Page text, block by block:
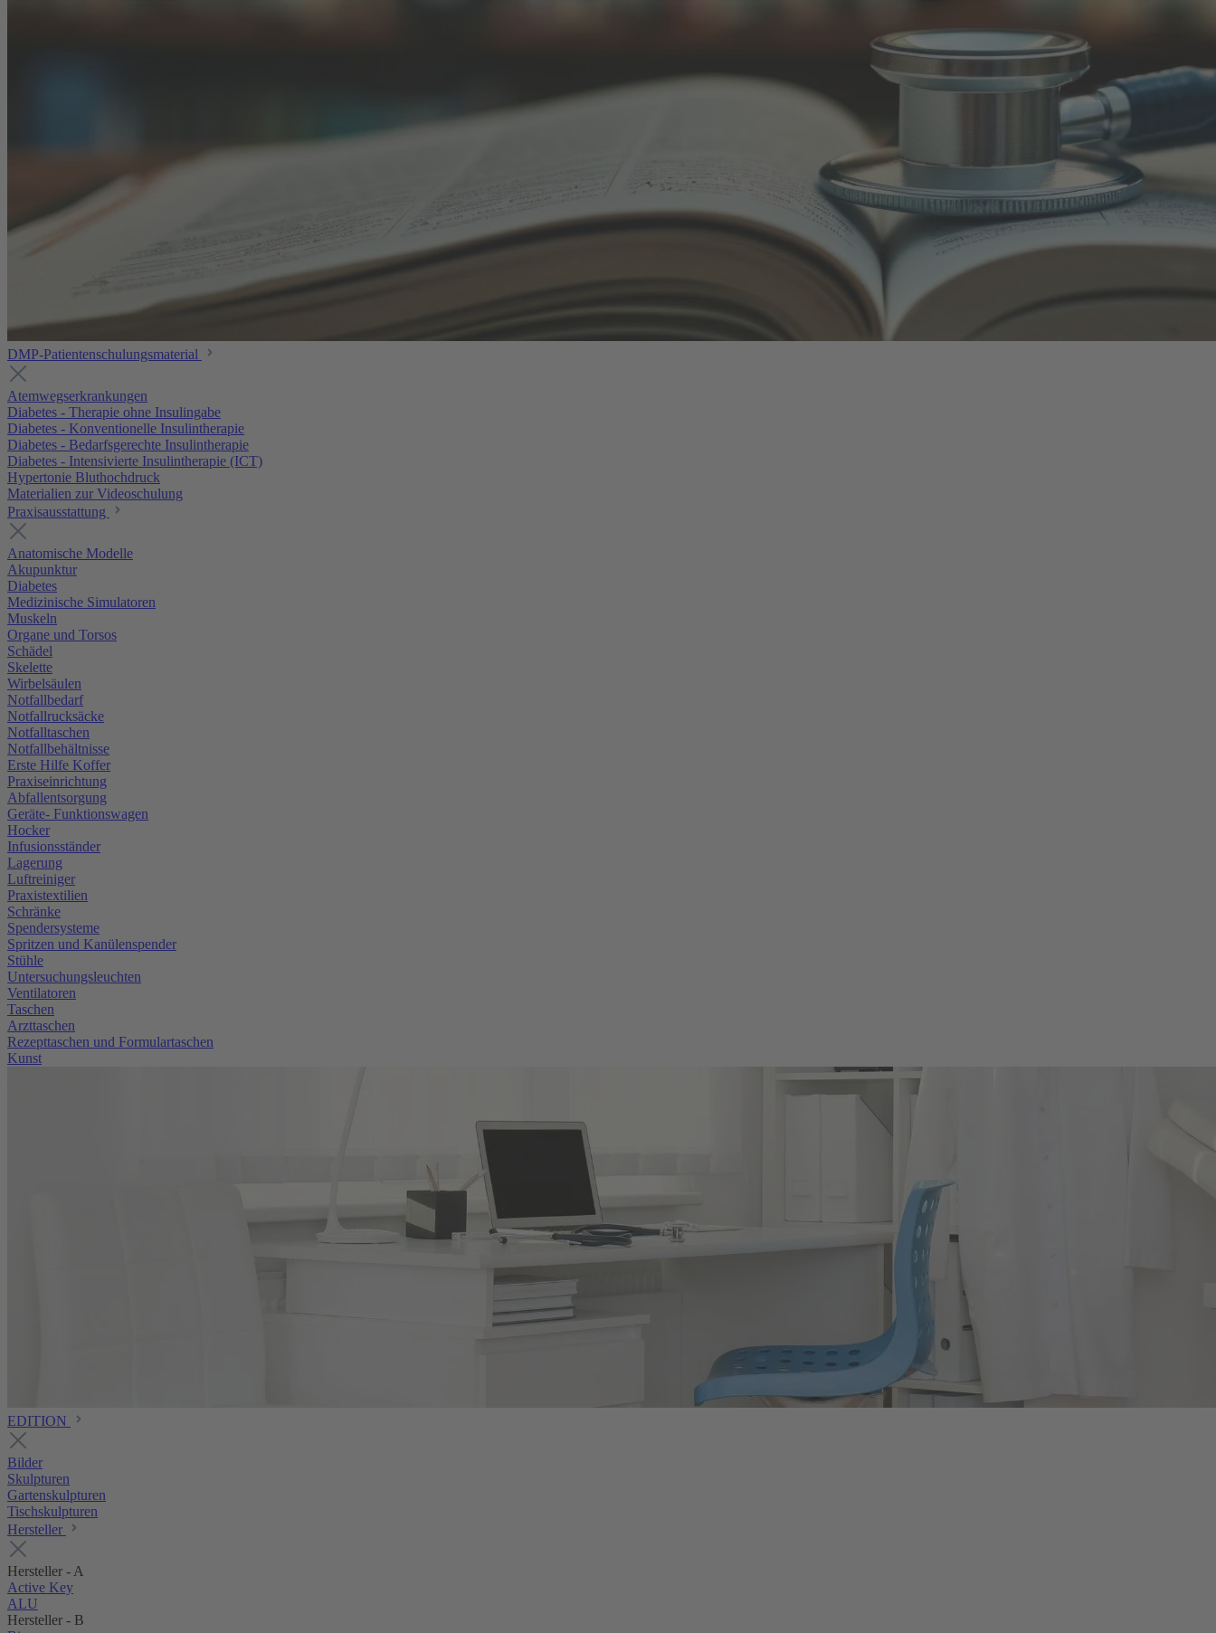
DMP-Patientenschulungsmaterial
Atemwegserkrankungen
Diabetes - Therapie ohne Insulingabe
Diabetes - Konventionelle Insulintherapie
Diabetes - Bedarfsgerechte Insulintherapie
Diabetes - Intensivierte Insulintherapie (ICT)
Hypertonie Bluthochdruck
Materialien zur Videoschulung
Praxisausstattung
Anatomische Modelle
Akupunktur
Diabetes
Medizinische Simulatoren
Muskeln
Organe und Torsos
Schädel
Skelette
Wirbelsäulen
Notfallbedarf
Notfallrucksäcke
Notfalltaschen
Notfallbehältnisse
Erste Hilfe Koffer
Praxiseinrichtung
Abfallentsorgung
Geräte- Funktionswagen
Hocker
Infusionsständer
Lagerung
Luftreiniger
Praxistextilien
Schränke
Spendersysteme
Spritzen und Kanülenspender
Stühle
Untersuchungsleuchten
Ventilatoren
Taschen
Arzttaschen
Rezepttaschen und Formulartaschen
Kunst
EDITION
Bilder
Skulpturen
Gartenskulpturen
Tischskulpturen
Hersteller
Hersteller - A
Active Key
ALU
Hersteller - B